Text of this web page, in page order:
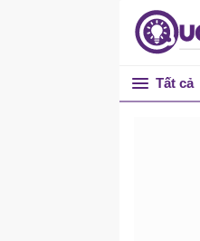
Tất cả